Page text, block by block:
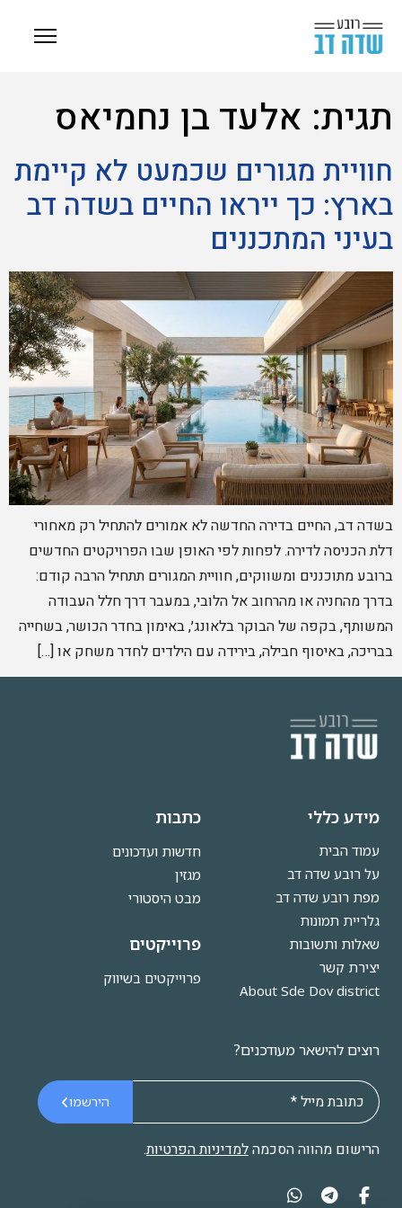
תגית: אלעד בן נחמיאס
חוויית מגורים שכמעט לא קיימת
בארץ: כך ייראו החיים בשדה דב
בעיני המתכננים
בשדה דב, החיים בדירה החדשה לא אמורים להתחיל רק מאחורי
דלת הכניסה לדירה. לפחות לפי האופן שבו הפרויקטים החדשים
ברובע מתוכננים ומשווקים, חוויית המגורים תתחיל הרבה קודם:
בדרך מהחניה או מהרחוב אל הלובי, במעבר דרך חלל העבודה
המשותף, בקפה של הבוקר בלאונג׳, באימון בחדר הכושר, בשחייה
בבריכה, באיסוף חבילה, בירידה עם הילדים לחדר משחק או […]
מידע כללי
עמוד הבית
על רובע שדה דב
מפת רובע שדה דב
גלריית תמונות
שאלות ותשובות
יצירת קשר
About Sde Dov district
כתבות
חדשות ועדכונים
מגזין
מבט היסטורי
פרוייקטים
פרוייקטים בשיווק
רוצים להישאר מעודכנים?
הירשמו
הרישום מהווה הסכמהלמדיניות הפרטיות.